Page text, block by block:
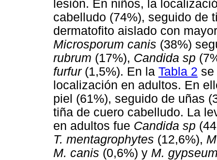
lesión. En niños, la
cabelludo (74%), seguido de
dermatofito aislado con
Microsporum canis (38%)
rubrum (17%), Candida sp
furfur(1,5%). En la Tabla 2 se
localización en adultos. En
piel (61%), seguido de uñas
tiña de cuero cabelludo. La
en adultos fue Candida sp
T. mentagrophytes (12,6%),
M. canis (0,6%) y M.